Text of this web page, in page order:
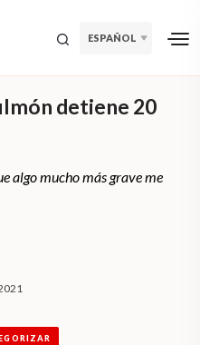
ESPAÑOL
detiene 20
algo mucho más grave me